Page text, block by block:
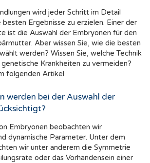
wird jeder Schritt im Detail
Ergebnisse zu erzielen. Einer der
ist die Auswahl der Embryonen für den
Aber wissen Sie, wie die besten
werden? Wissen Sie, welche Technik
Krankheiten zu vermeiden?
folgenden Artikel
werden bei der Auswahl der
Embryonen beobachten wir
dynamische Parameter. Unter dem
wir unter anderem die Symmetrie
oder das Vorhandensein einer